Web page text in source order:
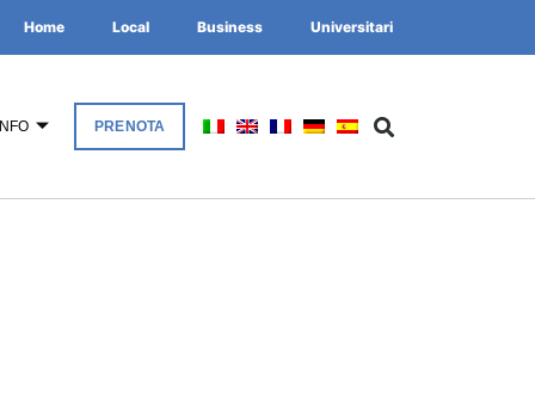
Home Local Business Universitari
INFO PRENOTA